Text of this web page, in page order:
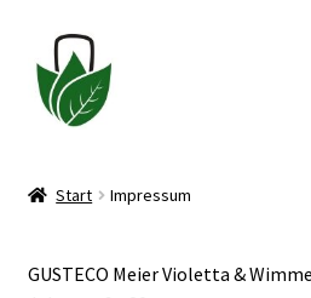
Zur
Navigation
springen
Zum
Inhalt
springen
Start Impressum
GUSTECO Meier Violetta &